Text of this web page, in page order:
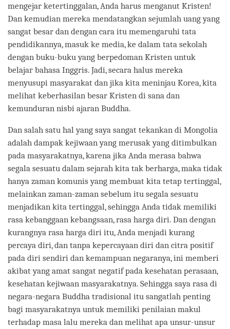
mengejar ketertinggalan, Anda harus menganut Kristen!
Dan kemudian mereka mendatangkan sejumlah uang yang
sangat besar dan dengan cara itu memengaruhi tata
pendidikannya, masuk ke media, ke dalam tata sekolah
dengan buku-buku yang berpedoman Kristen untuk
belajar bahasa Inggris. Jadi, secara halus mereka
menyusupi masyarakat dan jika kita meninjau Korea, kita
melihat keberhasilan besar Kristen di sana dan
kemunduran nisbi ajaran Buddha.
Dan salah satu hal yang saya sangat tekankan di Mongolia
adalah dampak kejiwaan yang merusak yang ditimbulkan
pada masyarakatnya, karena jika Anda merasa bahwa
segala sesuatu dalam sejarah kita tak berharga, maka tidak
hanya zaman komunis yang membuat kita tetap tertinggal,
melainkan zaman-zaman sebelum itu segala sesuatu
menjadikan kita tertinggal, sehingga Anda tidak memiliki
rasa kebanggaan kebangsaan, rasa harga diri. Dan dengan
kurangnya rasa harga diri itu, Anda menjadi kurang
percaya diri, dan tanpa kepercayaan diri dan citra positif
pada diri sendiri dan kemampuan negaranya, ini memberi
akibat yang amat sangat negatif pada kesehatan perasaan,
kesehatan kejiwaan masyarakatnya. Sehingga saya rasa di
negara-negara Buddha tradisional itu sangatlah penting
bagi masyarakatnya untuk memiliki penilaian makul
terhadap masa lalu mereka dan melihat apa unsur-unsur